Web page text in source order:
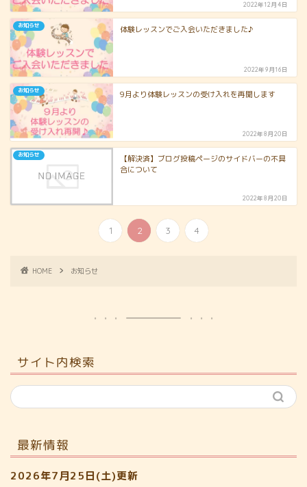
2022年12月4日
お知らせ 体験レッスンでご入会いただきました♪
2022年9月16日
お知らせ 9月より体験レッスンの受け入れを再開します
2022年8月20日
お知らせ
【解決済】ブログ投稿ページのサイドバーの不具
合について
2022年8月20日
1 2 3 4
HOME お知らせ
サイト内検索
最新情報
2026年7月25日(土)更新